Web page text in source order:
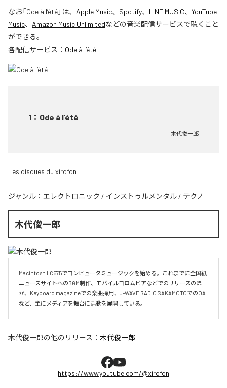
なお「Ode à l’été」は、 Apple Music、 Spotify、 LINE MUSIC、 YouTube
Music、 Amazon Music Unlimitedなどの音楽配信サービスで聴くこと
ができる。
各配信サービス： Ode à l’été
1 ： Ode à l’été
木代俊一郎
Les disques du xirofon
ジャンル： エレクトロニック / インストゥルメンタル / テクノ
木代俊一郎
Macintosh LC575でコンピュータミュージックを始める。これまでに全国紙
ニュースサイトへのBGM制作、モバイルコロムビアなどでのリリースのほ
か、Keyboard magazineでの楽曲採用、J-WAVE RADIO SAKAMOTOでのOA
など、主にメディアを舞台に活動を展開している。
木代俊一郎の他のリリース： 木代俊一郎
https://www.youtube.com/@xirofon